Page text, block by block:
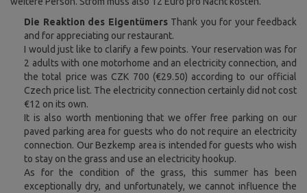
Die Reaktion des Eigentümers Thank you for your feedback
and for appreciating our restaurant.
I would just like to clarify a few points. Your reservation was for
2 adults with one motorhome and an electricity connection, and
the total price was CZK 700 (€29.50) according to our official
Czech price list. The electricity connection certainly did not cost
€12 on its own.
It is also worth mentioning that we offer free parking on our
paved parking area for guests who do not require an electricity
connection. Our Bezkemp area is intended for guests who wish
to stay on the grass and use an electricity hookup.
As for the condition of the grass, this summer has been
exceptionally dry, and unfortunately, we cannot influence the